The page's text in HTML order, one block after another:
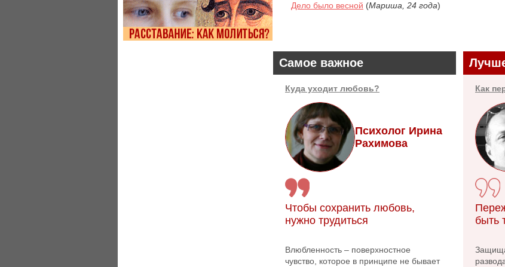
Дело было весной (Мариша, 24 года)
Самое важное
Куда уходит любовь?
Психолог Ирина
Рахимова
Чтобы сохранить любовь,
нужно трудиться
Влюбленность – поверхностное
чувство, которое в принципе не бывает
Как
быть